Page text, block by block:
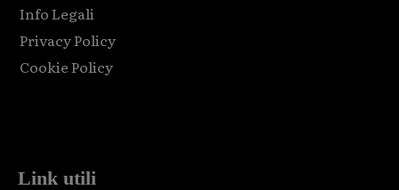
Info Legali
Privacy Policy
Cookie Policy
Link utili